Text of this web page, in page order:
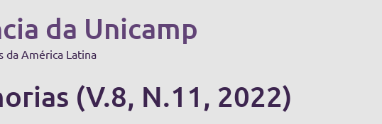
da Unicamp
da América Latina
(V.8, N.11, 2022)